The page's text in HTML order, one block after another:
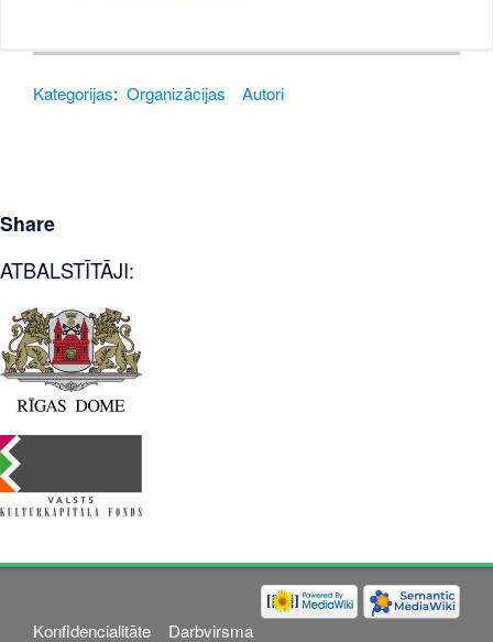
Kategorijas: Organizācijas Autori
Share
ATBALSTĪTĀJI:
Konfidencialitāte Darbvirsma